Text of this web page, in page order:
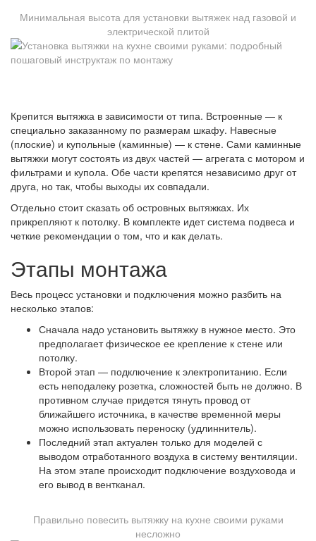
Минимальная высота для установки вытяжек над газовой и
электрической плитой
Крепится вытяжка в зависимости от типа. Встроенные — к
специально заказанному по размерам шкафу. Навесные
(плоские) и купольные (каминные) — к стене. Сами каминные
вытяжки могут состоять из двух частей — агрегата с мотором и
фильтрами и купола. Обе части крепятся независимо друг от
друга, но так, чтобы выходы их совпадали.
Отдельно стоит сказать об островных вытяжках. Их
прикрепляют к потолку. В комплекте идет система подвеса и
четкие рекомендации о том, что и как делать.
Этапы монтажа
Весь процесс установки и подключения можно разбить на
несколько этапов:
Сначала надо установить вытяжку в нужное место. Это
предполагает физическое ее крепление к стене или
потолку.
Второй этап — подключение к электропитанию. Если
есть неподалеку розетка, сложностей быть не должно. В
противном случае придется тянуть провод от
ближайшего источника, в качестве временной меры
можно использовать переноску (удлиннитель).
Последний этап актуален только для моделей с
выводом отработанного воздуха в систему вентиляции.
На этом этапе происходит подключение воздуховода и
его вывод в вентканал.
Правильно повесить вытяжку на кухне своими руками
несложно